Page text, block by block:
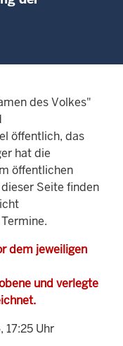
des Volkes"
öffentlich, das
hat die
öffentlichen
Seite finden
dem jeweiligen
und verlegte
Uhr